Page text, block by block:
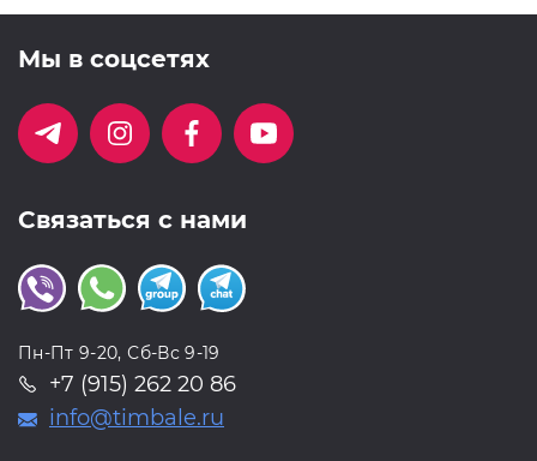
Мы в соцсетях
Связаться с нами
Пн-Пт 9-20, Сб-Вс 9-19
+7 (915) 262 20 86
info@timbale.ru